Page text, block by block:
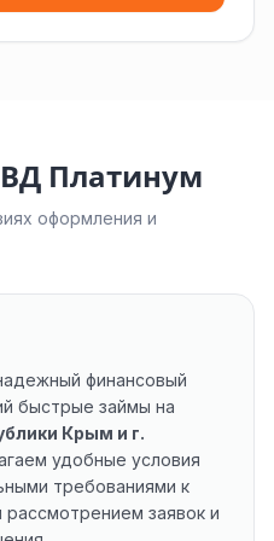
Платинум
оформления и
финансовый
быстрые займы на
Крым и г.
удобные условия
требованиями к
заявок и